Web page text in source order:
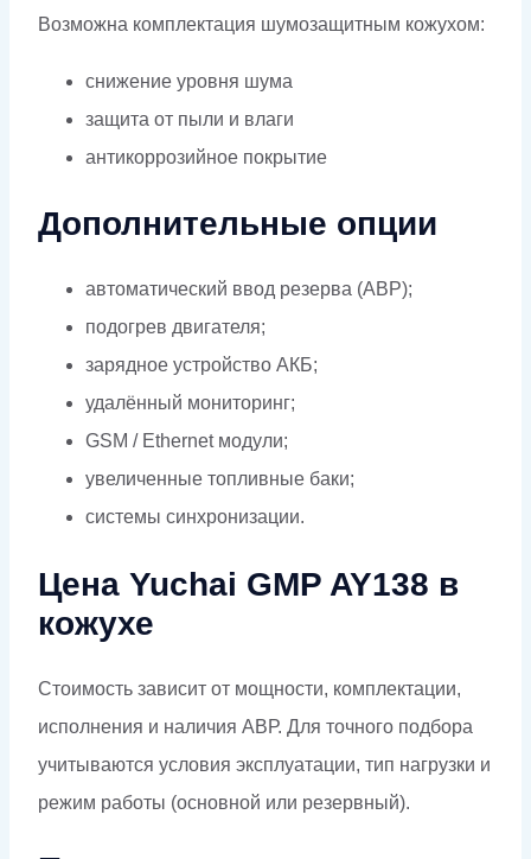
Возможна комплектация шумозащитным кожухом:
снижение уровня шума
защита от пыли и влаги
антикоррозийное покрытие
Дополнительные опции
автоматический ввод резерва (АВР);
подогрев двигателя;
зарядное устройство АКБ;
удалённый мониторинг;
GSM / Ethernet модули;
увеличенные топливные баки;
системы синхронизации.
Цена Yuchai GMP AY138 в
кожухе
Стоимость зависит от мощности, комплектации,
исполнения и наличия АВР. Для точного подбора
учитываются условия эксплуатации, тип нагрузки и
режим работы (основной или резервный).